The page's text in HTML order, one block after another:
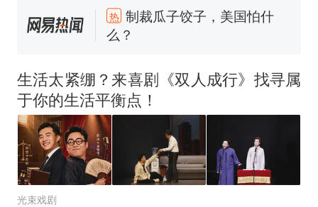
热 制裁瓜子饺子，美国怕什
么？
号，仅凭视频评出？中国烹饪
协会回应
男子上山采菌偶然发现鸡枞菌
窝，原地守1天等它长大：挖了
140多朵
美国渔民钓获鲨鱼徒手将其拽
回大海 目击者直呼震惊 （视频
来源：参考消息）
笔试第一被第二名传话劝弃考
官方通报
生活太紧绷？来喜剧《双人成行》找寻属
于你的生活平衡点！
光束戏剧